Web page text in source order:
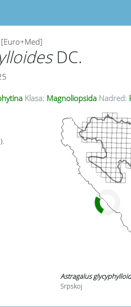
[Euro+Med]
DC.
Klasa: Magnoliopsida Nadred:
Astragalus
Srpskoj